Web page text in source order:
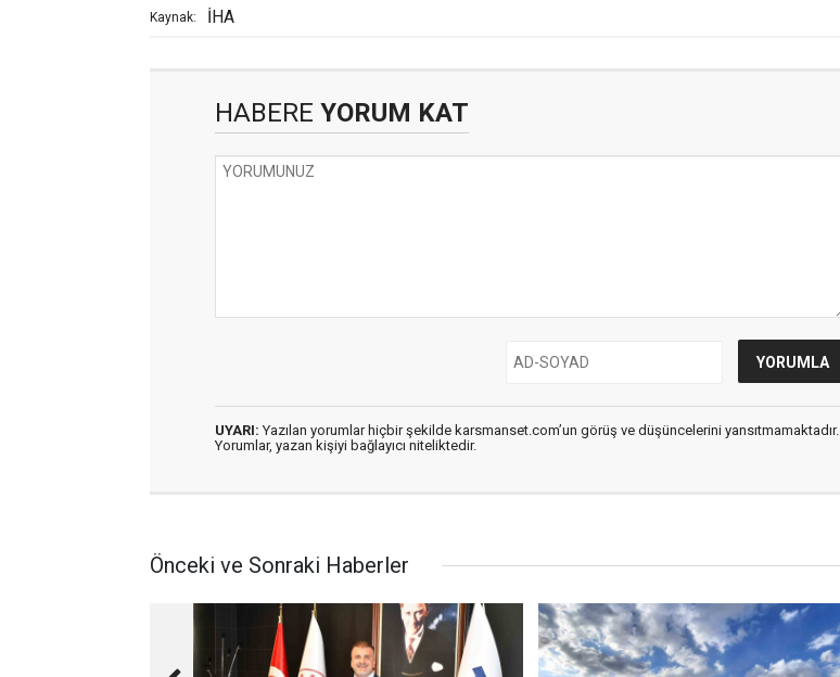
Kaynak: İHA
HABERE YORUM KAT
UYARI: Yazılan yorumlar hiçbir şekilde karsmanset.com’un görüş ve düşüncelerini yansıtmamaktadır.
Yorumlar, yazan kişiyi bağlayıcı niteliktedir.
Önceki ve Sonraki Haberler